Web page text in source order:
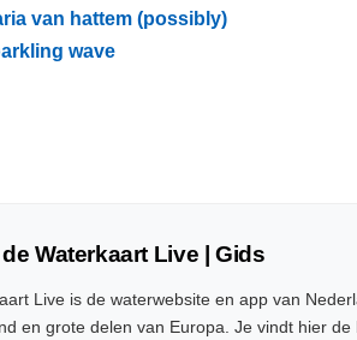
van hattem (possibly)
wave
Waterkaart Live | Gids
Live is de waterwebsite en app van
en grote delen van Europa. Je vindt hier de